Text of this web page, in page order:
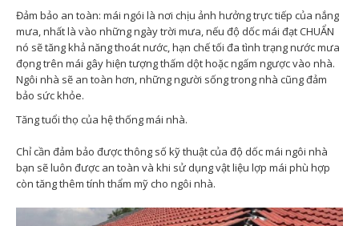
Đảm bảo an toàn: mái ngói là nơi chịu ảnh hưởng trực tiếp của nắng
mưa, nhất là vào những ngày trời mưa, nếu độ dốc mái đạt CHUẨN
nó sẽ tăng khả năng thoát nước, hạn chế tối đa tình trạng nước mưa
đọng trên mái gây hiện tượng thấm dột hoặc ngấm ngược vào nhà.
Ngôi nhà sẽ an toàn hơn, những người sống trong nhà cũng đảm
bảo sức khỏe.
Tăng tuổi thọ của hệ thống mái nhà.
Chỉ cần đảm bảo được thông số kỹ thuật của độ dốc mái ngôi nhà
bạn sẽ luôn được an toàn và khi sử dụng vật liệu lợp mái phù hợp
còn tăng thêm tính thẩm mỹ cho ngôi nhà.